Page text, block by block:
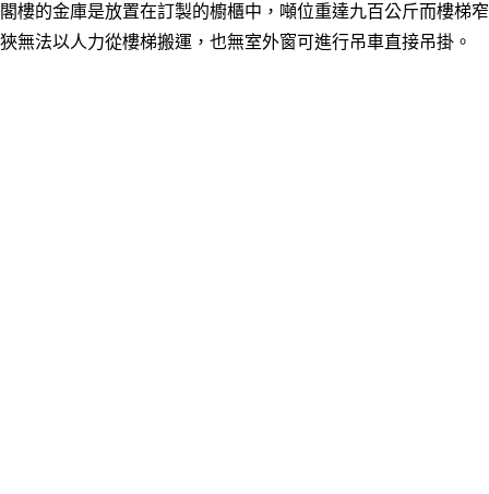
閣樓的金庫是放置在訂製的櫥櫃中，噸位重達九百公斤而樓梯窄
狹無法以人力從樓梯搬運，也無室外窗可進行吊車直接吊掛。